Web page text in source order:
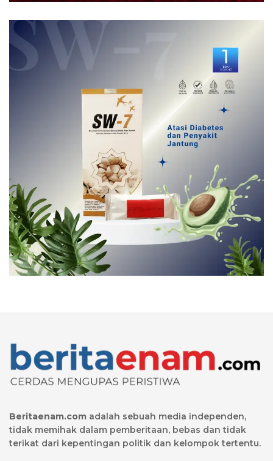
Beritaenam.com adalah sebuah media independen,
tidak memihak dalam pemberitaan, bebas dan tidak
terikat dari kepentingan politik dan kelompok tertentu.